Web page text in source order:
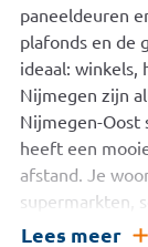
paneeldeuren
plafonds en de
ideaal: winkels,
Nijmegen zijn
Nijmegen-Oost
heeft een
afstand. Je
supermarkten,
Nijmegen-Oost
Lees meer